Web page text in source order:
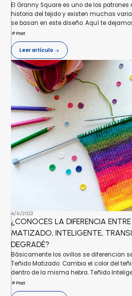
El Granny Square es uno de los
historia del tejido y existen muchas
se basan en este diseño. Aquí te
Post
Leer artículo
4/6/2022
¿CONOCES LA DIFERENCIA
MATIZADO, INTELIGENTE,
DEGRADÉ?
Básicamente los ovillos se diferencian
Teñido Matizado: Cambia el color del
dentro de la misma hebra. Teñido
Post